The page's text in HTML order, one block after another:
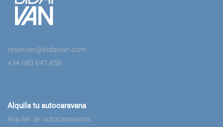
reservas@bidaivan.com
+34 683 641 858
Alquila tu autocaravana
Alquiler de autocaravanas